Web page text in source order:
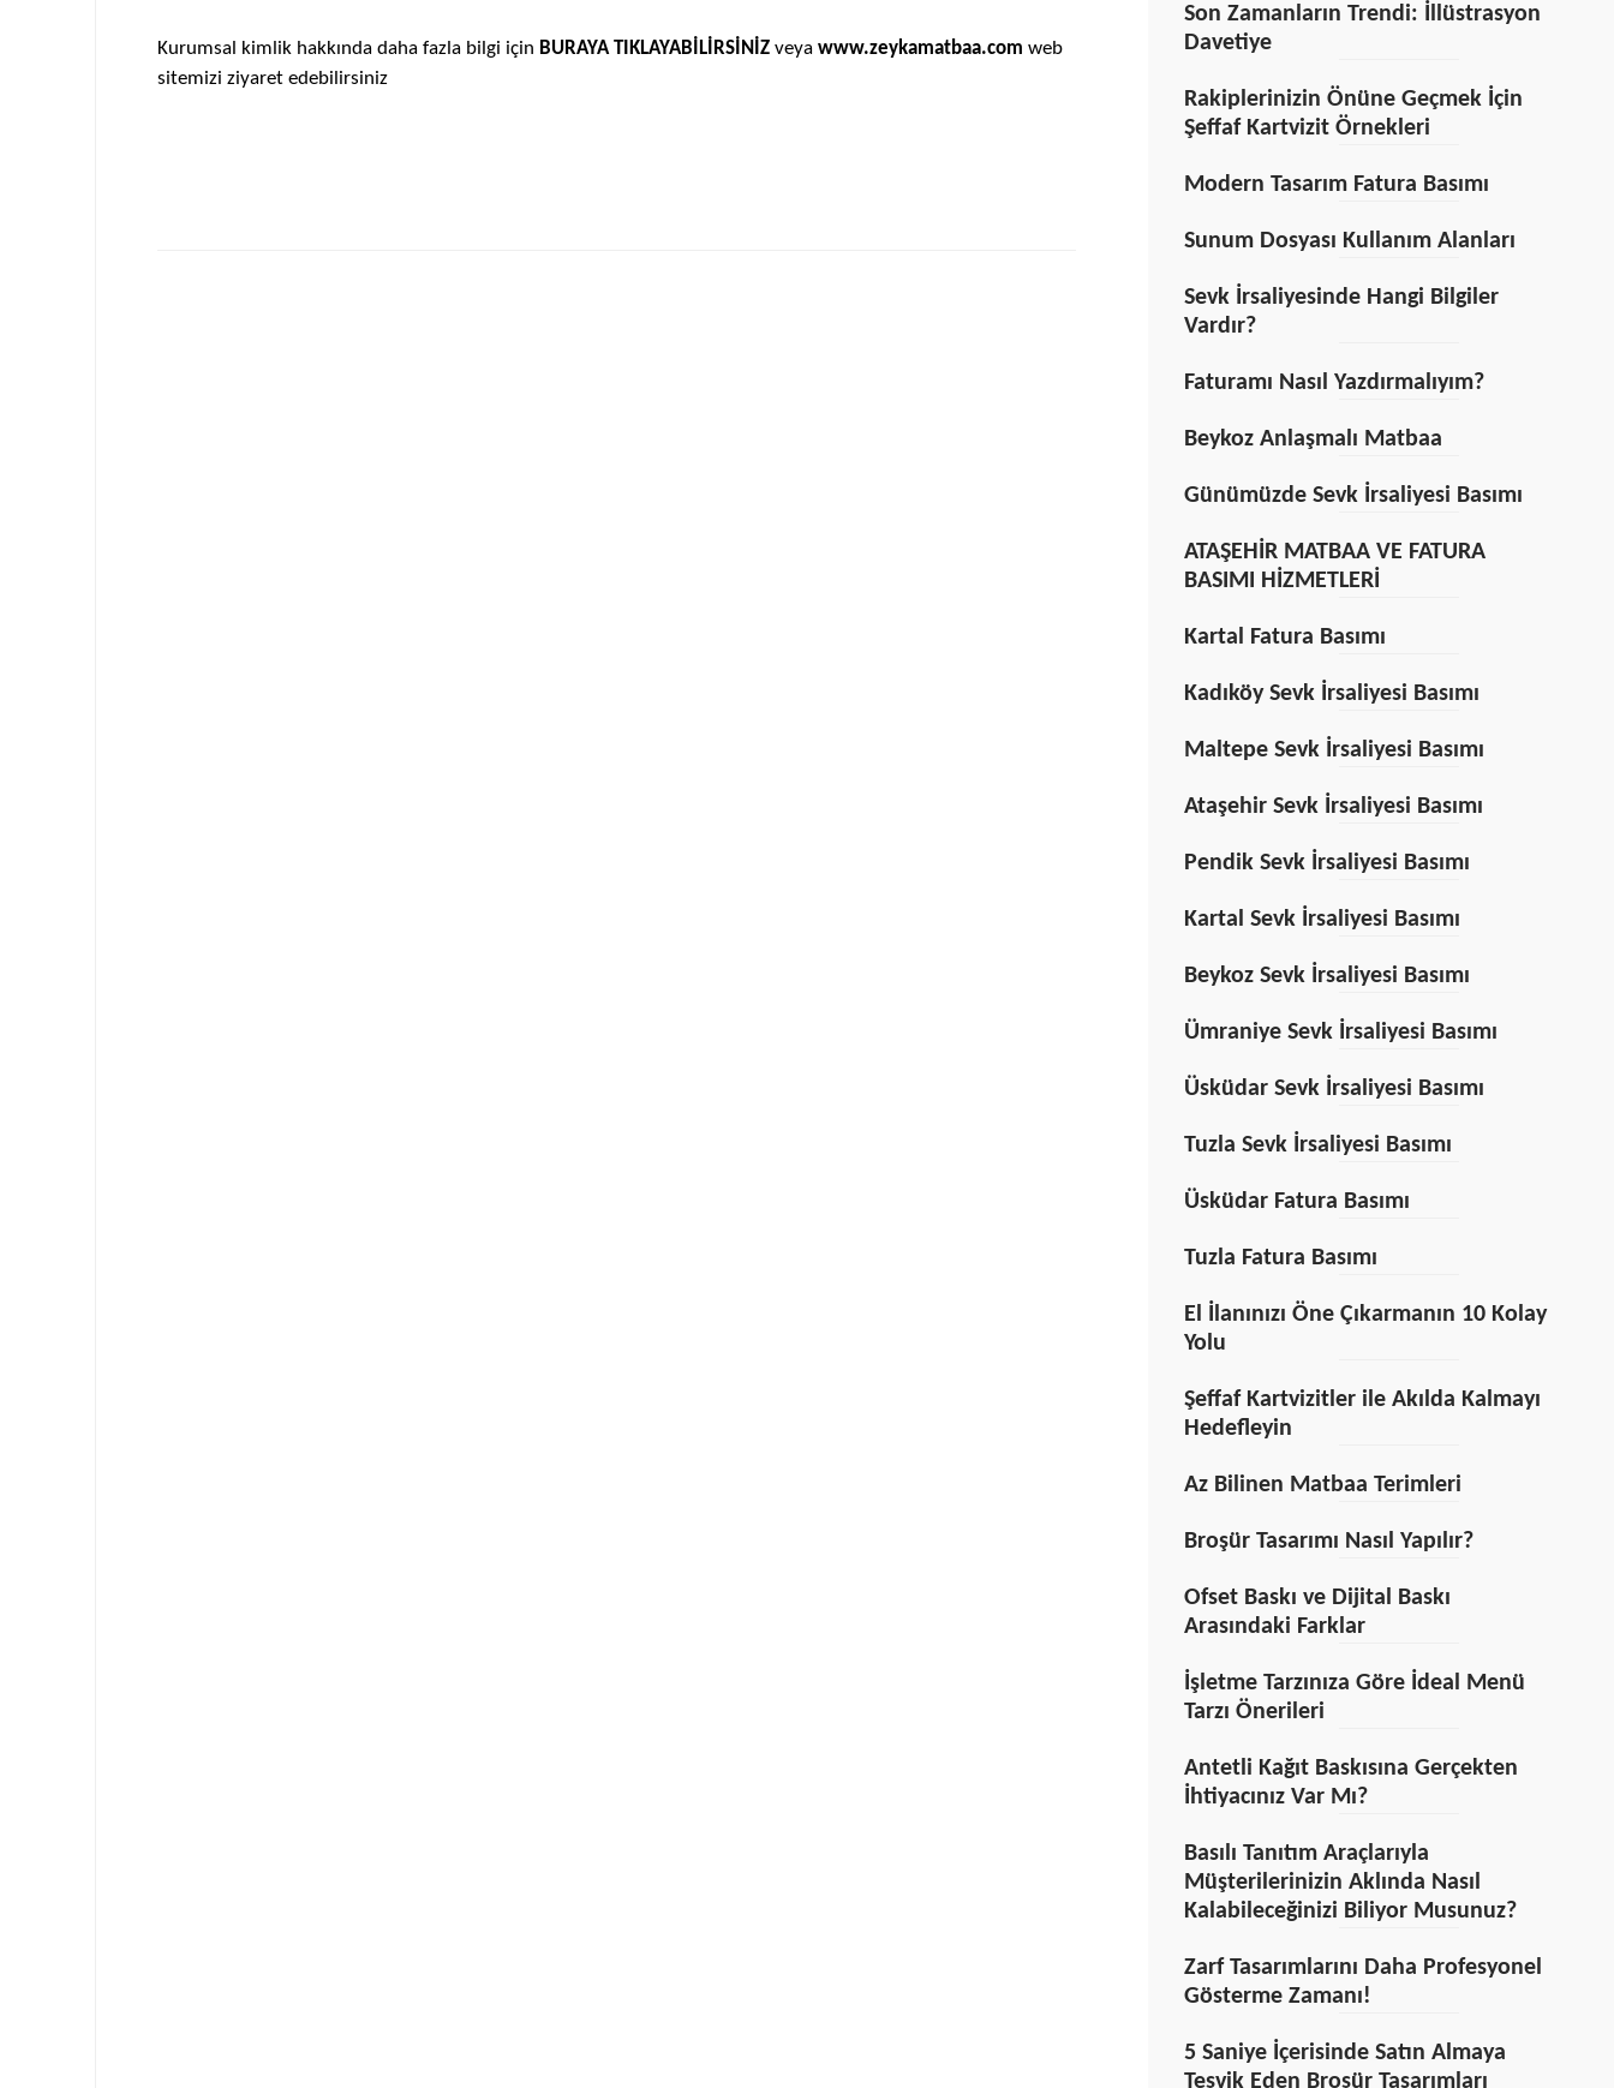
Kurumsal kimlik hakkında daha fazla bilgi için BURAYA TIKLAYABİLİRSİNİZveya www.zeykamatbaa.com web
sitemizi ziyaret edebilirsiniz
Son Zamanların Trendi: İllüstrasyon
Davetiye
Rakiplerinizin Önüne Geçmek İçin
Şeffaf Kartvizit Örnekleri
Modern Tasarım Fatura Basımı
Sunum Dosyası Kullanım Alanları
Sevk İrsaliyesinde Hangi Bilgiler
Vardır?
Faturamı Nasıl Yazdırmalıyım?
Beykoz Anlaşmalı Matbaa
Günümüzde Sevk İrsaliyesi Basımı
ATAŞEHİR MATBAA VE FATURA
BASIMI HİZMETLERİ
Kartal Fatura Basımı
Kadıköy Sevk İrsaliyesi Basımı
Maltepe Sevk İrsaliyesi Basımı
Ataşehir Sevk İrsaliyesi Basımı
Pendik Sevk İrsaliyesi Basımı
Kartal Sevk İrsaliyesi Basımı
Beykoz Sevk İrsaliyesi Basımı
Ümraniye Sevk İrsaliyesi Basımı
Üsküdar Sevk İrsaliyesi Basımı
Tuzla Sevk İrsaliyesi Basımı
Üsküdar Fatura Basımı
Tuzla Fatura Basımı
El İlanınızı Öne Çıkarmanın 10 Kolay
Yolu
Şeffaf Kartvizitler ile Akılda Kalmayı
Hedefleyin
Az Bilinen Matbaa Terimleri
Broşür Tasarımı Nasıl Yapılır?
Ofset Baskı ve Dijital Baskı
Arasındaki Farklar
İşletme Tarzınıza Göre İdeal Menü
Tarzı Önerileri
Antetli Kağıt Baskısına Gerçekten
İhtiyacınız Var Mı?
Basılı Tanıtım Araçlarıyla
Müşterilerinizin Aklında Nasıl
Kalabileceğinizi Biliyor Musunuz?
Zarf Tasarımlarını Daha Profesyonel
Gösterme Zamanı!
5 Saniye İçerisinde Satın Almaya
Teşvik Eden Broşür Tasarımları